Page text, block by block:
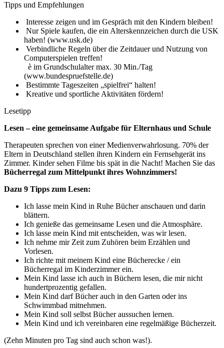
Tipps und Empfehlungen
Interesse zeigen und im Gespräch mit den Kindern bleiben!
Nur Spiele kaufen, die ein Alterskennzeichen durch die USK
haben! (www.usk.de)
Verbindliche Regeln über die Zeitdauer und Nutzung von
Computerspielen treffen!
è im Grundschulalter max. 30 Min./Tag
(www.bundespruefstelle.de)
Bestimmte Tageszeiten „spielfrei“ halten!
Kreative und sportliche Aktivitäten fördern!
Lesetipp
Lesen – eine gemeinsame Aufgabe für Elternhaus und Schule
Therapeuten sprechen von einer Medienverwahrlosung. 70% der
Eltern in Deutschland stellen ihren Kindern ein Fernsehgerät ins
Zimmer. Kinder sehen Filme bis spät in die Nacht! Machen Sie das
Bücherregal zum Mittelpunkt ihres Wohnzimmers!
Dazu 9 Tipps zum Lesen:
Ich lasse mein Kind in Ruhe Bücher anschauen und darin
blättern.
Ich genieße das gemeinsame Lesen und die Atmosphäre.
Ich lasse mein Kind mit entscheiden, was wir lesen.
Ich nehme mir Zeit zum Zuhören beim Erzählen und
Vorlesen.
Ich richte mit meinem Kind eine Bücherecke / ein
Bücherregal im Kinderzimmer ein.
Mein Kind lasse ich auch in Büchern lesen, die mir nicht
hundertprozentig gefallen.
Mein Kind darf Bücher auch in den Garten oder ins
Schwimmbad mitnehmen.
Mein Kind soll selbst Bücher aussuchen lernen.
Mein Kind und ich vereinbaren eine regelmäßige Bücherzeit.
(Zehn Minuten pro Tag sind auch schon was!).